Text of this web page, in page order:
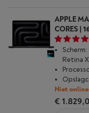
APPLE
CORES |
Scherm:
Retina
Niet
€